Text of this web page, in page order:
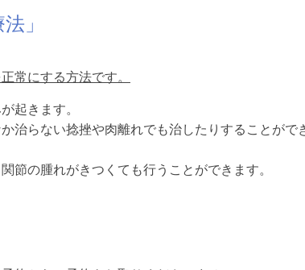
」
常にする方法です。
起きます。
治らない捻挫や肉離れでも治したりすることがで
節の腫れがきつくても行うことができます。